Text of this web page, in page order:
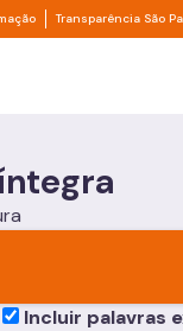
Divisor de acesso à
Transparência São
São
Incluir palavras